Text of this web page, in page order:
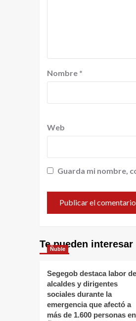
Nombre *
Web
Guarda mi nombre,
Te pueden interesar
Ñuble
Segegob destaca labor de
alcaldes y dirigentes
sociales durante la
emergencia que afectó a
más de 1.600 personas en